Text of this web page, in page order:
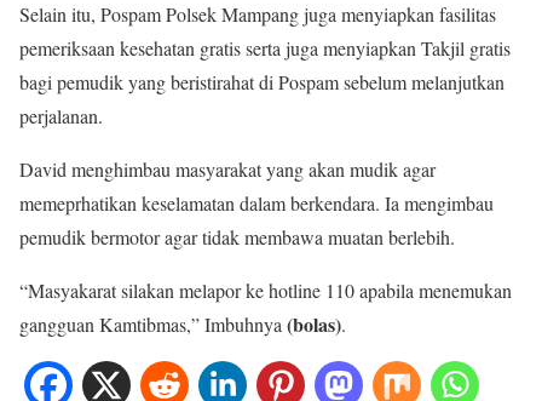
Selain itu, Pospam Polsek Mampang juga menyiapkan fasilitas
pemeriksaan kesehatan gratis serta juga menyiapkan Takjil gratis
bagi pemudik yang beristirahat di Pospam sebelum melanjutkan
perjalanan.
David menghimbau masyarakat yang akan mudik agar
memeprhatikan keselamatan dalam berkendara. Ia mengimbau
pemudik bermotor agar tidak membawa muatan berlebih.
“Masyakarat silakan melapor ke hotline 110 apabila menemukan
gangguan Kamtibmas,” Imbuhnya(bolas).